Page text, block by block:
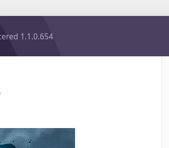
1.1.0.654